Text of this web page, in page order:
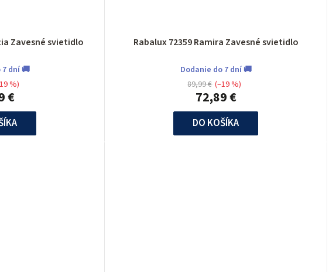
Zavesné svietidlo
dní 🚚
€
%)
Rabalux 72359 Ramira Zavesné svietidlo
Dodanie do 7 dní 🚚
72,89 €
89,99 € (–19 %)
DO KOŠÍKA